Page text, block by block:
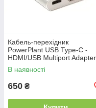
Кабель-перехідник
PowerPlant USB Type-C -
HDMI/USB Multiport Adapter
для MacBook 12, 0.15м
В наявності
650 ₴